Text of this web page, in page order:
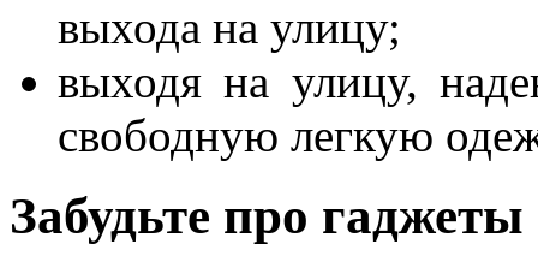
выхода на улицу;
выходя на улицу,
свободную легкую
Забудьте про гаджеты